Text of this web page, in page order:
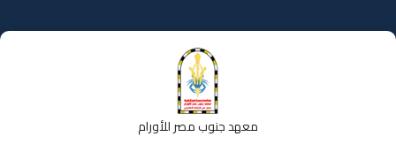
إلى
المحتوى
معهد جنوب مصر للأورام